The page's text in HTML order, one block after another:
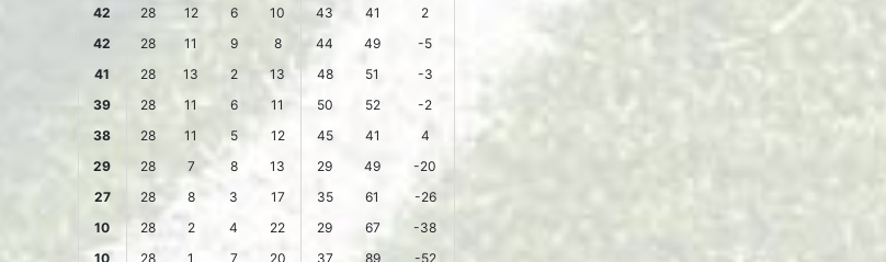
42 28 12 6 10 43 41
2
42 28 11 9 8 44 49
-5
41 28 13 2 13 48 51
-3
39 28 11 6 11 50 52
-2
38 28 11 5 12 45 41
4
29 28 7 8 13 29 49
-20
27 28 8 3 17 35 61
-26
10 28 2 4 22 29 67
-38
10 28 1 7 20 37 89 -52